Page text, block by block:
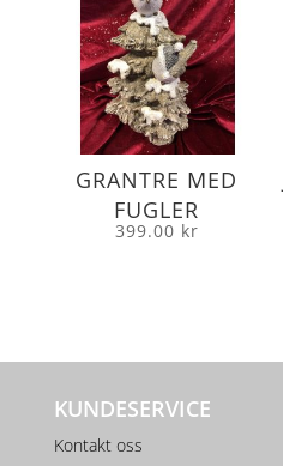
GRANTRE MED
FUGLER
399.00 kr
KUNDESERVICE
Kontakt oss